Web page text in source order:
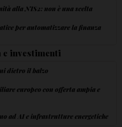
alla NIS2: non è una scelta
per automatizzare la finanza
e investimenti
dietro il balzo
europeo con offerta ampia e
ad AI e infrastrutture energetiche